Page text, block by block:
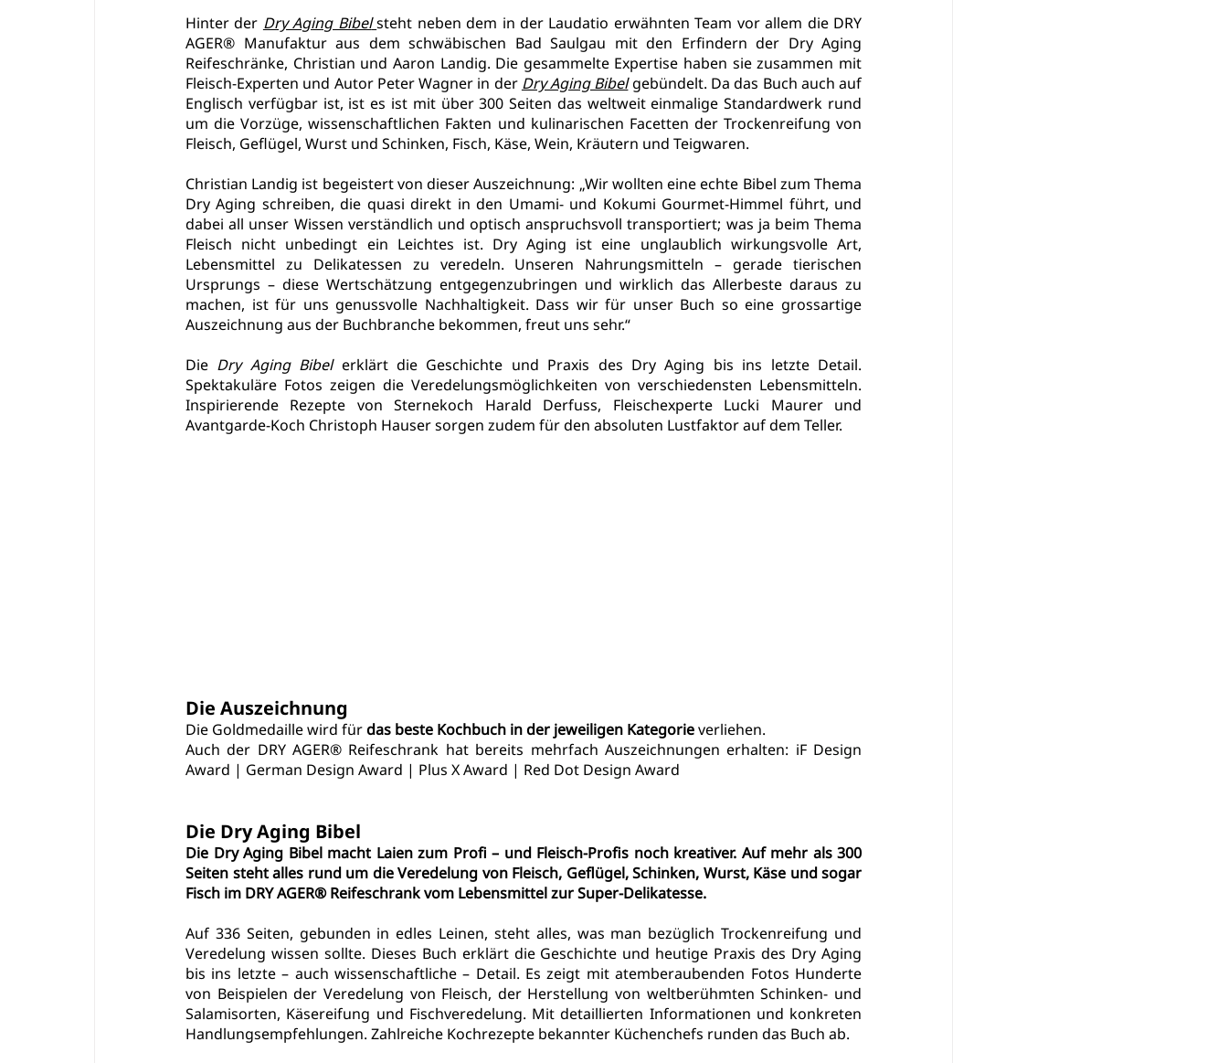
Hinter der Dry Aging Bibel steht neben dem in der Laudatio erwähnten Team vor allem die DRY
AGER® Manufaktur aus dem schwäbischen Bad Saulgau mit den Erfindern der Dry Aging
Reifeschränke, Christian und Aaron Landig. Die gesammelte Expertise haben sie zusammen mit
Fleisch-Experten und Autor Peter Wagner in der Dry Aging Bibel gebündelt. Da das Buch auch auf
Englisch verfügbar ist, ist es ist mit über 300 Seiten das weltweit einmalige Standardwerk rund
um die Vorzüge, wissenschaftlichen Fakten und kulinarischen Facetten der Trockenreifung von
Fleisch, Geflügel, Wurst und Schinken, Fisch, Käse, Wein, Kräutern und Teigwaren.
Christian Landig ist begeistert von dieser Auszeichnung: „Wir wollten eine echte Bibel zum Thema
Dry Aging schreiben, die quasi direkt in den Umami- und Kokumi Gourmet-Himmel führt, und
dabei all unser Wissen verständlich und optisch anspruchsvoll transportiert; was ja beim Thema
Fleisch nicht unbedingt ein Leichtes ist. Dry Aging ist eine unglaublich wirkungsvolle Art,
Lebensmittel zu Delikatessen zu veredeln. Unseren Nahrungsmitteln – gerade tierischen
Ursprungs – diese Wertschätzung entgegenzubringen und wirklich das Allerbeste daraus zu
machen, ist für uns genussvolle Nachhaltigkeit. Dass wir für unser Buch so eine grossartige
Auszeichnung aus der Buchbranche bekommen, freut uns sehr.“
Die Dry Aging Bibel erklärt die Geschichte und Praxis des Dry Aging bis ins letzte Detail.
Spektakuläre Fotos zeigen die Veredelungsmöglichkeiten von verschiedensten Lebensmitteln.
Inspirierende Rezepte von Sternekoch Harald Derfuss, Fleischexperte Lucki Maurer und
Avantgarde-Koch Christoph Hauser sorgen zudem für den absoluten Lustfaktor auf dem Teller.
Die Auszeichnung
Die Goldmedaille wird für das beste Kochbuch in der jeweiligen Kategorie verliehen.
Auch der DRY AGER® Reifeschrank hat bereits mehrfach Auszeichnungen erhalten: iF Design
Award | German Design Award | Plus X Award | Red Dot Design Award
Die Dry Aging Bibel
Die Dry Aging Bibel macht Laien zum Profi – und Fleisch-Profis noch kreativer. Auf mehr als 300
Seiten steht alles rund um die Veredelung von Fleisch, Geflügel, Schinken, Wurst, Käse und sogar
Fisch im DRY AGER® Reifeschrank vom Lebensmittel zur Super-Delikatesse.
Auf 336 Seiten, gebunden in edles Leinen, steht alles, was man bezüglich Trockenreifung und
Veredelung wissen sollte. Dieses Buch erklärt die Geschichte und heutige Praxis des Dry Aging
bis ins letzte – auch wissenschaftliche – Detail. Es zeigt mit atemberaubenden Fotos Hunderte
von Beispielen der Veredelung von Fleisch, der Herstellung von weltberühmten Schinken- und
Salamisorten, Käsereifung und Fischveredelung. Mit detaillierten Informationen und konkreten
Handlungsempfehlungen. Zahlreiche Kochrezepte bekannter Küchenchefs runden das Buch ab.